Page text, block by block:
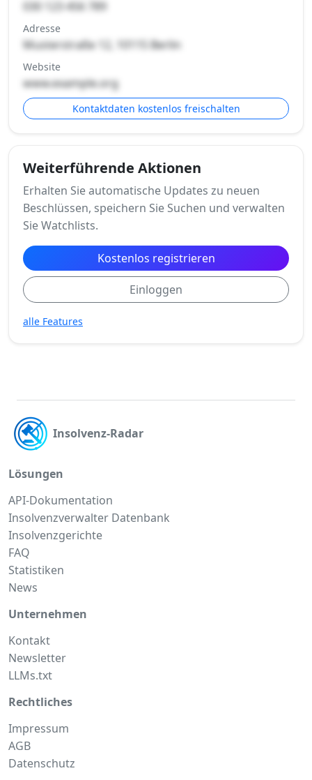
030 123 456 789
Adresse
Musterstraße 12, 10115 Berlin
Website
www.example.org
Kontaktdaten kostenlos freischalten
Weiterführende Aktionen
Erhalten Sie automatische Updates zu neuen
Beschlüssen, speichern Sie Suchen und verwalten
Sie Watchlists.
Kostenlos registrieren
Einloggen
alle Features
Insolvenz-Radar
Lösungen
API-Dokumentation
Insolvenzverwalter Datenbank
Insolvenzgerichte
FAQ
Statistiken
News
Unternehmen
Kontakt
Newsletter
LLMs.txt
Rechtliches
Impressum
AGB
Datenschutz